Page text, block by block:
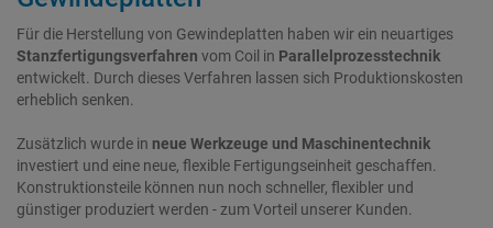
Für die Herstellung von Gewindeplatten haben wir ein neuartiges
Stanzfertigungsverfahren vom Coil in Parallelprozesstechnik
entwickelt. Durch dieses Verfahren lassen sich Produktionskosten
erheblich senken.
Zusätzlich wurde in neue Werkzeuge und Maschinentechnik
investiert und eine neue, flexible Fertigungseinheit geschaffen.
Konstruktionsteile können nun noch schneller, flexibler und
günstiger produziert werden - zum Vorteil unserer Kunden.